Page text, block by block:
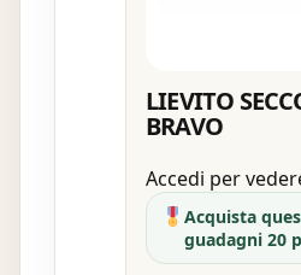
LIEVITO
BRAVO
Accedi per
Acquista
guadagni 20